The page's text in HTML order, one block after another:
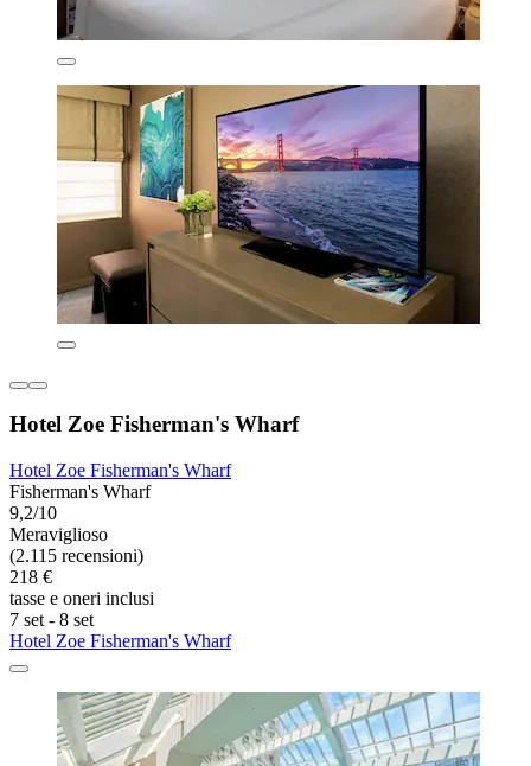
Hotel Zoe Fisherman's Wharf
Hotel Zoe Fisherman's Wharf
Fisherman's Wharf
9,2/10
Meraviglioso
(2.115 recensioni)
218 €
tasse e oneri inclusi
7 set - 8 set
Hotel Zoe Fisherman's Wharf